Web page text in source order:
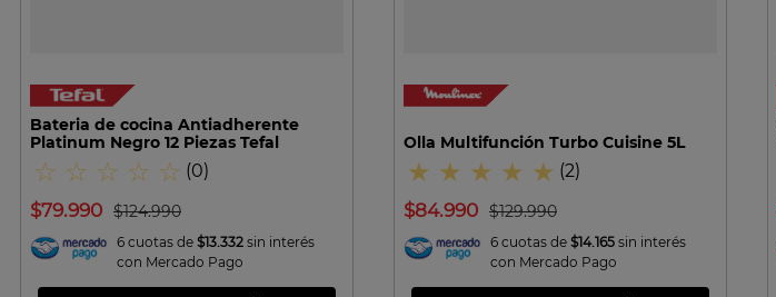
Bateria de cocina Antiadherente
Platinum Negro 12 Piezas Tefal
☆ ☆ ☆ ☆ ☆ (0)
$124.990
$79.990
6 cuotas de $13.332 sin interés
con Mercado Pago
Olla Multifunción Turbo Cuisine 5L
★ ★ ★ ★ ★ (2)
$129.990
$84.990
6 cuotas de $14.165 sin interés
con Mercado Pago